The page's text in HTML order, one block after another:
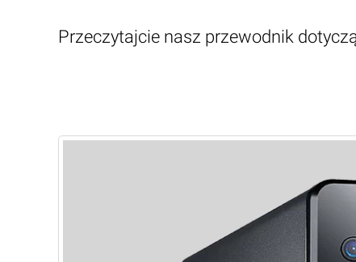
Przeczytajcie nasz przewodnik